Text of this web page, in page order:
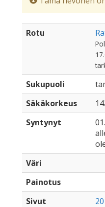
Rotu
Sukupuoli
Säkäkorkeus
Syntynyt
Väri
Painotus
Sivut